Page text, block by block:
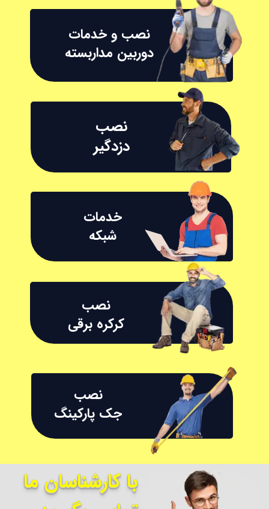
خدمات
​​​​​​​شبکه
نصب
دزدگیر
نصب و خدمات
دوربین مداربسته
نصب
​​​​​​​کرکره برقی
نصب
جک پارکینگ
با کارشناسان ما